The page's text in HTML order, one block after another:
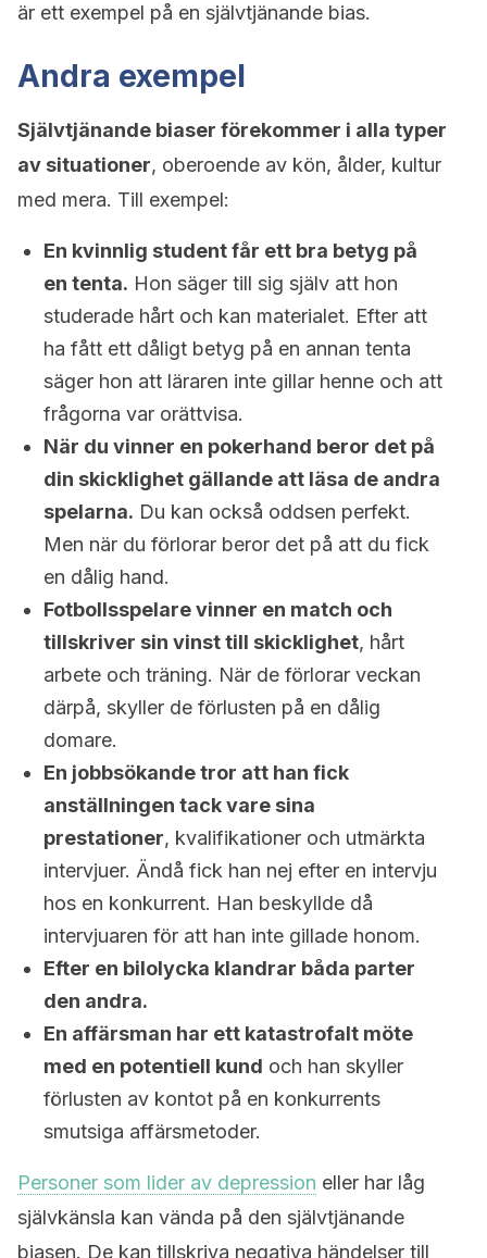
är ett exempel på en självtjänande bias.
Andra exempel
Självtjänande biaser förekommer i alla typer
av situationer, oberoende av kön, ålder, kultur
med mera. Till exempel:
En kvinnlig student får ett bra betyg på
en tenta. Hon säger till sig själv att hon
studerade hårt och kan materialet. Efter att
ha fått ett dåligt betyg på en annan tenta
säger hon att läraren inte gillar henne och att
frågorna var orättvisa.
När du vinner en pokerhand beror det på
din skicklighet gällande att läsa de andra
spelarna. Du kan också oddsen perfekt.
Men när du förlorar beror det på att du fick
en dålig hand.
Fotbollsspelare vinner en match och
tillskriver sin vinst till skicklighet, hårt
arbete och träning. När de förlorar veckan
därpå, skyller de förlusten på en dålig
domare.
En jobbsökande tror att han fick
anställningen tack vare sina
prestationer, kvalifikationer och utmärkta
intervjuer. Ändå fick han nej efter en intervju
hos en konkurrent. Han beskyllde då
intervjuaren för att han inte gillade honom.
Efter en bilolycka klandrar båda parter
den andra.
En affärsman har ett katastrofalt möte
med en potentiell kund och han skyller
förlusten av kontot på en konkurrents
smutsiga affärsmetoder.
Personer som lider av depression eller har låg
självkänsla kan vända på den självtjänande
biasen. De kan tillskriva negativa händelser till